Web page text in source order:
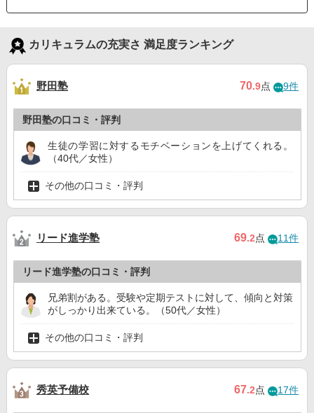
カリキュラムの充実さ 満足度ランキング
野田塾 70.9点 9件
野田塾の口コミ・評判
生徒の学習に対するモチベーションを上げてくれる。
（40代／女性）
その他の口コミ・評判
リード進学塾 69.2点 11件
リード進学塾の口コミ・評判
兄弟割がある。受験や定期テストに対して、傾向と対策
がしっかり出来ている。（50代／女性）
その他の口コミ・評判
秀英予備校 67.2点 17件